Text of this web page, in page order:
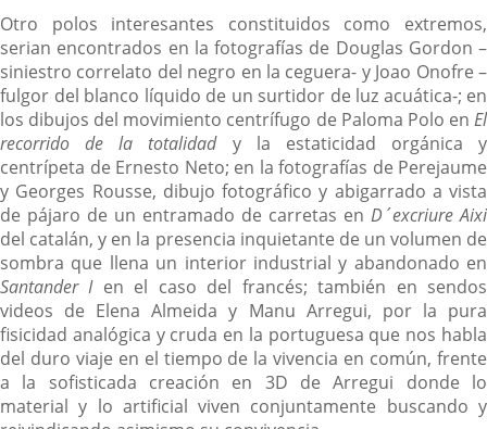
Otro polos interesantes constituidos como extremos,
serian encontrados en la fotografías de Douglas Gordon –
siniestro correlato del negro en la ceguera- y Joao Onofre –
fulgor del blanco líquido de un surtidor de luz acuática-; en
los dibujos del movimiento centrífugo de Paloma Polo en El
recorrido de la totalidady la estaticidad orgánica y
centrípeta de Ernesto Neto; en la fotografías de Perejaume
y Georges Rousse, dibujo fotográfico y abigarrado a vista
de pájaro de un entramado de carretas en D´excriure Aixi
del catalán, y en la presencia inquietante de un volumen de
sombra que llena un interior industrial y abandonado en
Santander Ien el caso del francés; también en sendos
videos de Elena Almeida y Manu Arregui, por la pura
fisicidad analógica y cruda en la portuguesa que nos habla
del duro viaje en el tiempo de la vivencia en común, frente
a la sofisticada creación en 3D de Arregui donde lo
material y lo artificial viven conjuntamente buscando y